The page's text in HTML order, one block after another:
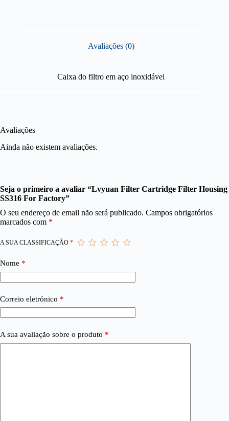
Avaliações (0)
Caixa do filtro em aço inoxidável
Avaliações
Ainda não existem avaliações.
Seja o primeiro a avaliar “Lvyuan Filter Cartridge Filter Housing
SS316 For Factory”
O seu endereço de email não será publicado. Campos obrigatórios
marcados com *
A SUA CLASSIFICAÇÃO *
Nome *
Correio eletrónico *
A sua avaliação sobre o produto *